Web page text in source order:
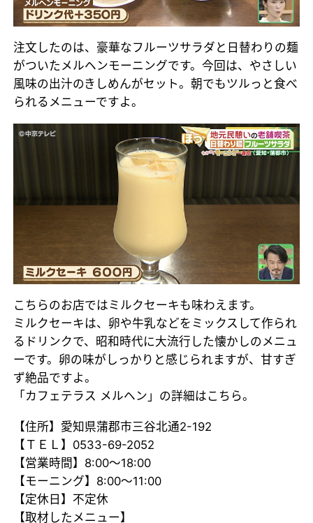
注文したのは、豪華なフルーツサラダと日替わりの麺
がついたメルヘンモーニングです。今回は、やさしい
風味の出汁のきしめんがセット。朝でもツルっと食べ
られるメニューですよ。
こちらのお店ではミルクセーキも味わえます。
ミルクセーキは、卵や牛乳などをミックスして作られ
るドリンクで、昭和時代に大流行した懐かしのメニュ
ーです。卵の味がしっかりと感じられますが、甘すぎ
ず絶品ですよ。
「カフェテラス メルヘン」の詳細はこちら。
【住所】愛知県蒲郡市三谷北通2-192
【ＴＥＬ】0533-69-2052
【営業時間】8:00～18:00
【モーニング】8:00～11:00
【定休日】不定休
【取材したメニュー】